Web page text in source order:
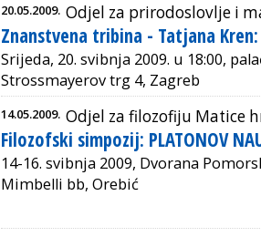
20.05.2009. Odjel za prirodoslovlje i
Znanstvena tribina - Tatjana Kren:
Srijeda, 20. svibnja 2009. u 18:00,
Strossmayerov trg 4, Zagreb
14.05.2009. Odjel za filozofiju Matice
Filozofski simpozij: PLATONOV
14-16. svibnja 2009, Dvorana
Mimbelli bb, Orebić